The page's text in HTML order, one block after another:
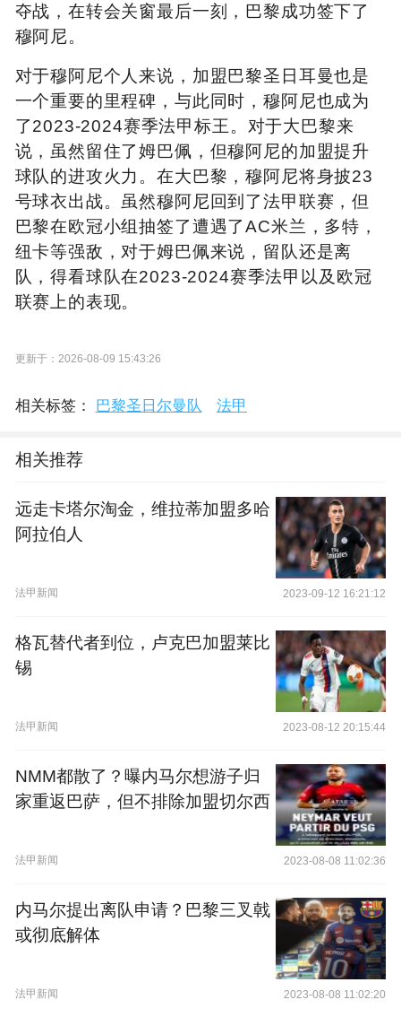
夺战，在转会关窗最后一刻，巴黎成功签下了
穆阿尼。
对于穆阿尼个人来说，加盟巴黎圣日耳曼也是
一个重要的里程碑，与此同时，穆阿尼也成为
了2023-2024赛季法甲标王。对于大巴黎来
说，虽然留住了姆巴佩，但穆阿尼的加盟提升
球队的进攻火力。在大巴黎，穆阿尼将身披23
号球衣出战。虽然穆阿尼回到了法甲联赛，但
巴黎在欧冠小组抽签了遭遇了AC米兰，多特，
纽卡等强敌，对于姆巴佩来说，留队还是离
队，得看球队在2023-2024赛季法甲以及欧冠
联赛上的表现。
更新于：2026-08-09 15:43:26
相关标签： 巴黎圣日尔曼队 法甲
相关推荐
远走卡塔尔淘金，维拉蒂加盟多哈
阿拉伯人
法甲新闻 2023-09-12 16:21:12
格瓦替代者到位，卢克巴加盟莱比
锡
法甲新闻 2023-08-12 20:15:44
NMM都散了？曝内马尔想游子归
家重返巴萨，但不排除加盟切尔西
法甲新闻 2023-08-08 11:02:36
内马尔提出离队申请？巴黎三叉戟
或彻底解体
法甲新闻 2023-08-08 11:02:20